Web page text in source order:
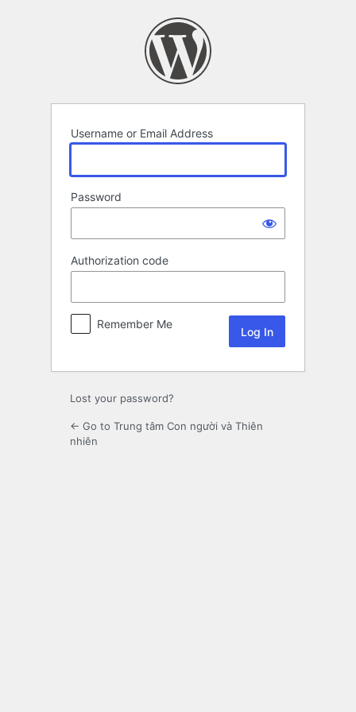
Username or Email Address
Password
Authorization code
Remember Me
Lost your password?
← Go to Trung tâm Con người và Thiên
nhiên